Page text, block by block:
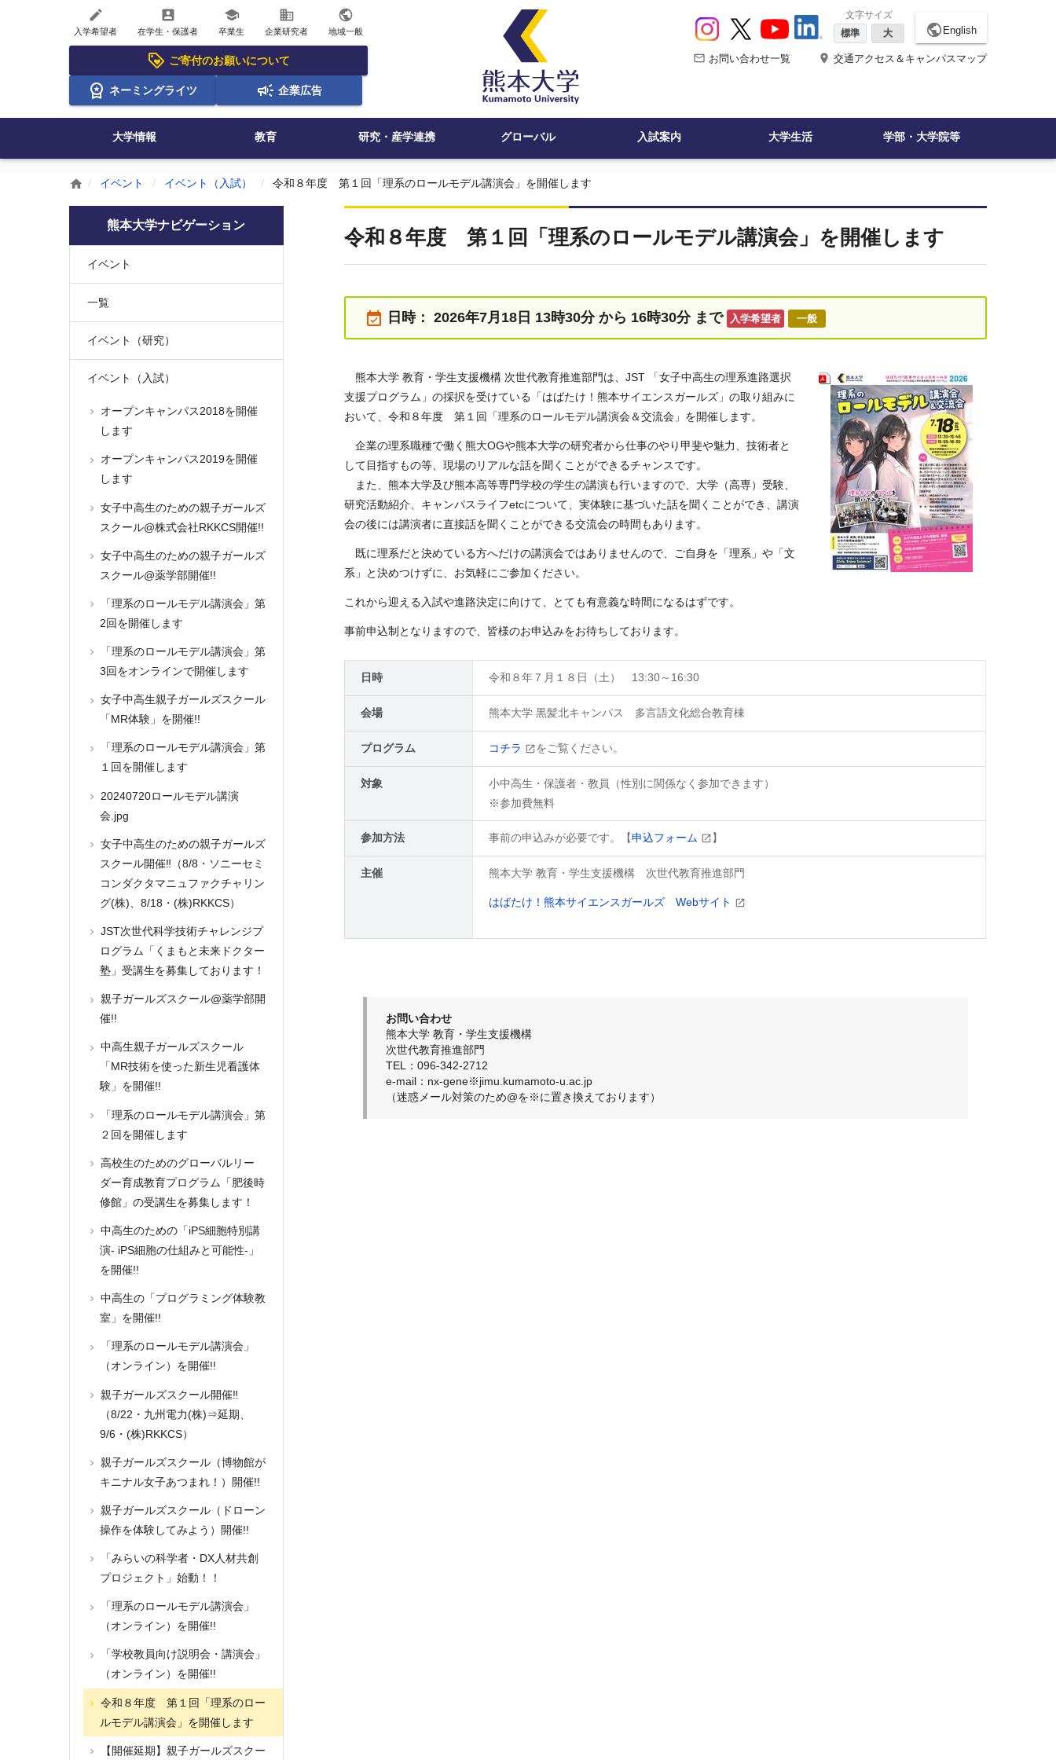
create
入学希望者
account_box
在学生・保護者
school
卒業生
business
企業研究者
public
地域一般
ご寄付のお願いについて
ネーミングライツ 企業広告
文字サイズ
標準
大 public English
mail_outline お問い合わせ一覧 place 交通アクセス＆キャンパスマップ
大学情報 教育 研究・産学連携 グローバル 入試案内 大学生活 学部・大学院等
home イベント イベント（入試） 令和８年度 第１回「理系のロールモデル講演会」を開催します
令和８年度 第１回「理系のロールモデル講演会」を開催します
event_available 日時： 2026年7月18日 13時30分 から 16時30分 まで 入学希望者 一般
熊本大学 教育・学生支援機構 次世代教育推進部門は、JST 「女子中高生の理系進路選択
支援プログラム」の採択を受けている「はばたけ！熊本サイエンスガールズ」の取り組みに
おいて、令和８年度 第１回「理系のロールモデル講演会＆交流会」を開催します。
企業の理系職種で働く熊大OGや熊本大学の研究者から仕事のやり甲斐や魅力、技術者と
して目指すもの等、現場のリアルな話を聞くことができるチャンスです。
また、熊本大学及び熊本高等専門学校の学生の講演も行いますので、大学（高専）受験、
研究活動紹介、キャンパスライフetcについて、実体験に基づいた話を聞くことができ、講演
会の後には講演者に直接話を聞くことができる交流会の時間もあります。
既に理系だと決めている方へだけの講演会ではありませんので、ご自身を「理系」や「文
系」と決めつけずに、お気軽にご参加ください。
これから迎える入試や進路決定に向けて、とても有意義な時間になるはずです。
事前申込制となりますので、皆様のお申込みをお待ちしております。
日時 令和８年７月１８日（土） 13:30～16:30
会場 熊本大学 黒髪北キャンパス 多言語文化総合教育棟
プログラム コチラ をご覧ください。
対象
小中高生・保護者・教員（性別に関係なく参加できます）
※参加費無料
参加方法 事前の申込みが必要です。【申込フォーム 】
主催 熊本大学 教育・学生支援機構 次世代教育推進部門
はばたけ！熊本サイエンスガールズ Webサイト
お問い合わせ
熊本大学 教育・学生支援機構
次世代教育推進部門
TEL：096-342-2712
e-mail：nx-gene※jimu.kumamoto-u.ac.jp
（迷惑メール対策のため@を※に置き換えております）
熊本大学ナビゲーション
イベント
一覧
イベント（研究）
イベント（入試）
オープンキャンパス2018を開催
します
オープンキャンパス2019を開催
します
女子中高生のための親子ガールズ
スクール@株式会社RKKCS開催!!
女子中高生のための親子ガールズ
スクール@薬学部開催!!
「理系のロールモデル講演会」第
2回を開催します
「理系のロールモデル講演会」第
3回をオンラインで開催します
女子中高生親子ガールズスクール
「MR体験」を開催!!
「理系のロールモデル講演会」第
１回を開催します
20240720ロールモデル講演
会.jpg
女子中高生のための親子ガールズ
スクール開催‼（8/8・ソニーセミ
コンダクタマニュファクチャリン
グ(株)、8/18・(株)RKKCS）
JST次世代科学技術チャレンジプ
ログラム「くまもと未来ドクター
塾」受講生を募集しております！
親子ガールズスクール@薬学部開
催!!
中高生親子ガールズスクール
「MR技術を使った新生児看護体
験」を開催!!
「理系のロールモデル講演会」第
２回を開催します
高校生のためのグローバルリー
ダー育成教育プログラム「肥後時
修館」の受講生を募集します！
中高生のための「iPS細胞特別講
演- iPS細胞の仕組みと可能性-」
を開催!!
中高生の「プログラミング体験教
室」を開催!!
「理系のロールモデル講演会」
（オンライン）を開催!!
親子ガールズスクール開催‼
（8/22・九州電力(株)⇒延期、
9/6・(株)RKKCS）
親子ガールズスクール（博物館が
キニナル女子あつまれ！）開催!!
親子ガールズスクール（ドローン
操作を体験してみよう）開催!!
「みらいの科学者・DX人材共創
プロジェクト」始動！！
「理系のロールモデル講演会」
（オンライン）を開催!!
「学校教員向け説明会・講演会」
（オンライン）を開催!!
令和８年度 第１回「理系のロー
ルモデル講演会」を開催します
【開催延期】親子ガールズスクー